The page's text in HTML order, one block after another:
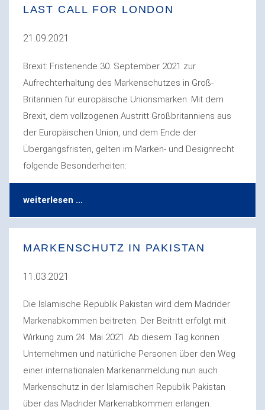
LAST CALL FOR LONDON
21.09.2021
Brexit: Fristenende 30. September 2021 zur
Aufrechterhaltung des Markenschutzes in Groß-
Britannien für europäische Unionsmarken. Mit dem
Brexit, dem vollzogenen Austritt Großbritanniens aus
der Europäischen Union, und dem Ende der
Übergangsfristen, gelten im Marken- und Designrecht
folgende Besonderheiten:
weiterlesen ...
MARKENSCHUTZ IN PAKISTAN
11.03.2021
Die Islamische Republik Pakistan wird dem Madrider
Markenabkommen beitreten. Der Beitritt erfolgt mit
Wirkung zum 24. Mai 2021. Ab diesem Tag können
Unternehmen und natürliche Personen über den Weg
einer internationalen Markenanmeldung nun auch
Markenschutz in der Islamischen Republik Pakistan
über das Madrider Markenabkommen erlangen.